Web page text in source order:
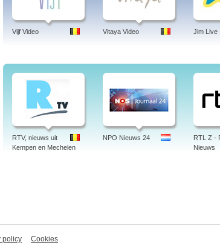
Vijf Video Vitaya Video Jim Live
RTV, nieuws uit
Kempen en Mechelen
NPO Nieuws 24
RTL Z -
Nieuws
policy Cookies